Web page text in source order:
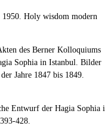
1950. Holy wisdom modern
des Berner Kolloquiums
Sophia in Istanbul. Bilder
Jahre 1847 bis 1849.
Entwurf der Hagia Sophia
428.